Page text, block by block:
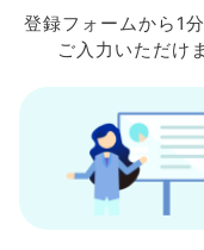
登録フォームから 1
ご入力 いただけ